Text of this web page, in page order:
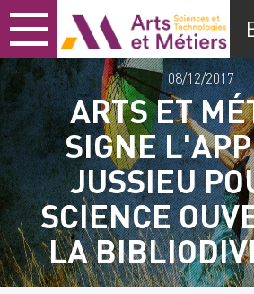
Skip
to
content
Skip
to
main
menu
Skip
to
search
Arts et métiers
ARTS ET
SIGNE
JUSSIEU
SCIENCE
LA
08/12/2017